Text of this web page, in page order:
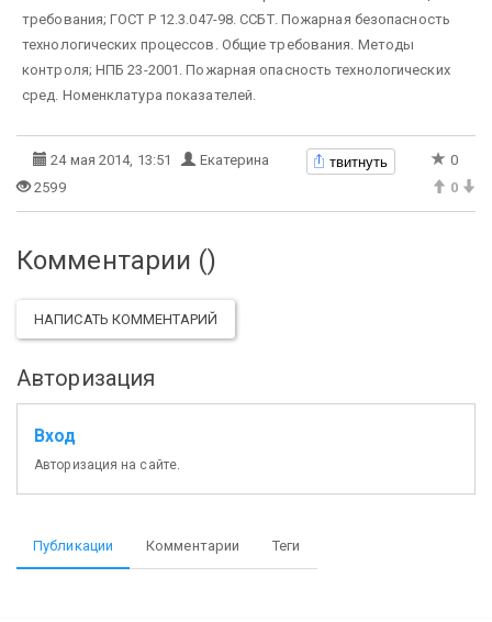
требования; ГОСТ Р 12.3.047-98. ССБТ. Пожарная безопасность
технологических процессов. Общие требования. Методы
контроля; НПБ 23-2001. Пожарная опасность технологических
сред. Номенклатура показателей.
24 мая 2014, 13:51 Екатерина твитнуть
0
2599
0
Комментарии ()
НАПИСАТЬ КОММЕНТАРИЙ
Авторизация
Вход
Авторизация на сайте.
Публикации Комментарии Теги